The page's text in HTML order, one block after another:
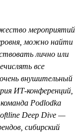
мероприятий
можно найти
лично или
все
внушительный
ИТ-конференций,
Podlodka
Deep Dive —
сибирский